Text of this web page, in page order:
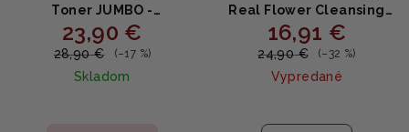
Toner JUMBO -
Hydratačný toner 500ml
23,90 €
28,90 € (–17 %)
Skladom
Real Flower Cleansing
Water Calendula -
Upokojujúca čistiaca
voda s nechtíkom 300ml
16,91 €
24,90 € (–32 %)
Vypredané
hodnotenie